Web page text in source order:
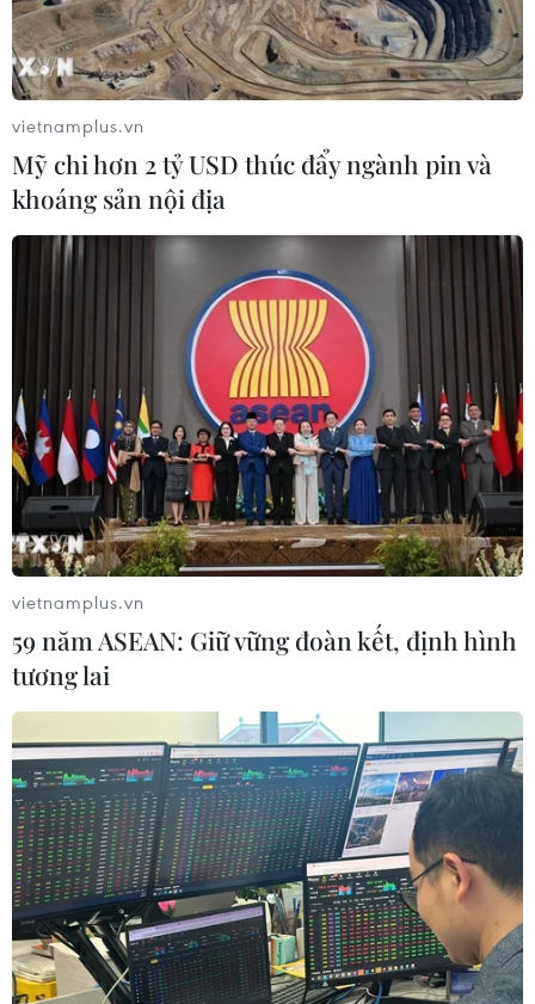
EVN tập trung vốn, đẩy nhanh tiến độ dự
án nguồn, lưới điện
04/03/2020 02:52
Theo Nghị quyết số 32-NQ/ĐU, EVN sẽ tập trung đảm
bảo nguồn vốn đầu tư xây dựng và các giải pháp đảm
bảo tiến độ các dự án nguồn điện, lưới điện.
Thi công cảng nhập than, đê chắn sóng ở
Trung tâm Điện lực Quảng Trạch
vietnamplus.vn
Mỹ chi hơn 2 tỷ USD thúc đẩy ngành pin và
khoáng sản nội địa
vietnamplus.vn
59 năm ASEAN: Giữ vững đoàn kết, định hình
tương lai